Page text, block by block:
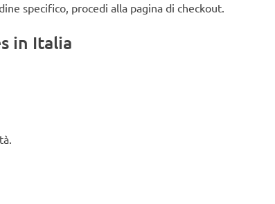
specifico, procedi alla pagina di checkout.
in Italia